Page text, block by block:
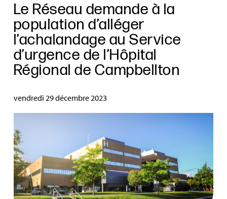
Le Réseau demande à la
population d’alléger
l’achalandage au Service
d’urgence de l’Hôpital
Régional de Campbellton
vendredi 29 décembre 2023